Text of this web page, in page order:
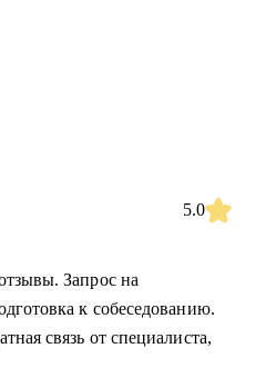
5.0
Запрос на
к собеседованию.
связь от специалиста,